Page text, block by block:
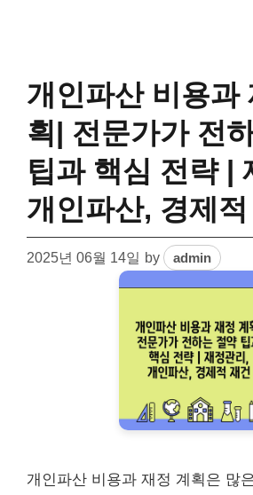
개인파산 비용과
획| 전문가가 전
팁과 핵심 전략 |
개인파산, 경제
2025년 06월 14일 by admin
개인파산 비용과 재정 계획은 많